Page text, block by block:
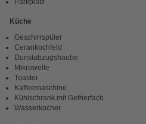
Küche
Geschirrspüler
Cerankochfeld
Dunstabzugshaube
Mikrowelle
Toaster
Kaffeemaschine
Kühlschrank mit Gefrierfach
Wasserkocher